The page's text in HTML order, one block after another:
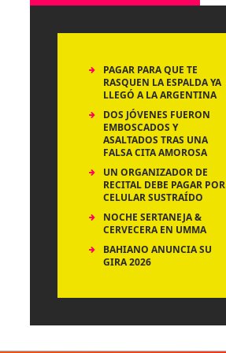
PAGAR PARA QUE TE
RASQUEN LA ESPALDA YA
LLEGÓ A LA ARGENTINA
DOS JÓVENES FUERON
EMBOSCADOS Y
ASALTADOS TRAS UNA
FALSA CITA AMOROSA
UN ORGANIZADOR DE
RECITAL DEBE PAGAR POR
CELULAR SUSTRAÍDO
NOCHE SERTANEJA &
CERVECERA EN UMMA
BAHIANO ANUNCIA SU
GIRA 2026